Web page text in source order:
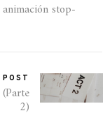
stop-
2)